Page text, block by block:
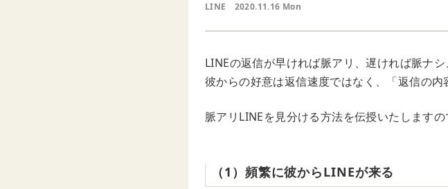
LINE 2020.11.16 Mon
LINEの返信が早ければ脈アリ、遅ければ脈ナ
彼からの好意は返信速度ではなく、「返信の内
脈アリLINEを見分ける方法を伝授いたします
（1）頻繁に彼からLINEが来る